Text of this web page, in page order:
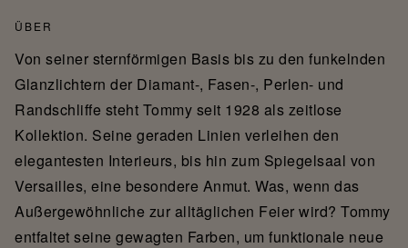
ÜBER
Von seiner sternförmigen Basis bis zu den funkelnden
Glanzlichtern der Diamant-, Fasen-, Perlen- und
Randschliffe steht Tommy seit 1928 als zeitlose
Kollektion. Seine geraden Linien verleihen den
elegantesten Interieurs, bis hin zum Spiegelsaal von
Versailles, eine besondere Anmut. Was, wenn das
Außergewöhnliche zur alltäglichen Feier wird? Tommy
entfaltet seine gewagten Farben, um funktionale neue